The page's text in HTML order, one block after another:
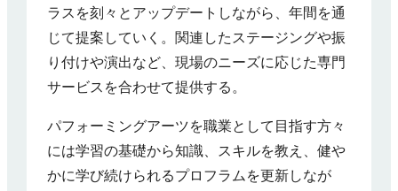
ラスを刻々とアップデートしながら、年間を通
じて提案していく。関連したステージングや振
り付けや演出など、現場のニーズに応じた専門
サービスを合わせて提供する。
パフォーミングアーツを職業として目指す方々
には学習の基礎から知識、スキルを教え、健や
かに学び続けられるプロフラムを更新しなが